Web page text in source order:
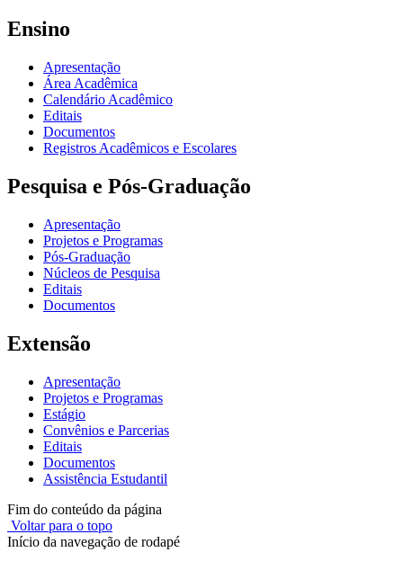
Ensino
Apresentação
Área Acadêmica
Calendário Acadêmico
Editais
Documentos
Registros Acadêmicos e Escolares
Pesquisa e Pós-Graduação
Apresentação
Projetos e Programas
Pós-Graduação
Núcleos de Pesquisa
Editais
Documentos
Extensão
Apresentação
Projetos e Programas
Estágio
Convênios e Parcerias
Editais
Documentos
Assistência Estudantil
Fim do conteúdo da página
Voltar para o topo
Início da navegação de rodapé